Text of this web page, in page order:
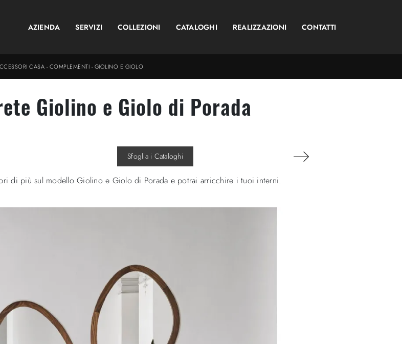
AZIENDA SERVIZI COLLEZIONI CATALOGHI REALIZZAZIONI CONTATTI
CASA -COMPLEMENTI -GIOLINO E GIOLO
Giolino e Giolo di Porada
Sfoglia i Cataloghi
di più sul modello Giolino e Giolo di Porada e potrai arricchire i tuoi interni.